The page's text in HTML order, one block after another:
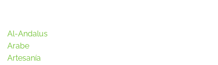
Al-Andalus
Arabe
Artesanía